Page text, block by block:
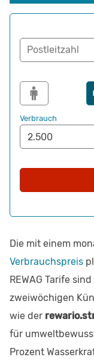
Postleitzahl
Verbrauch
Die mit einem
Verbrauchspreis
REWAG Tarife
zweiwöchigen
wie der
für
Prozent